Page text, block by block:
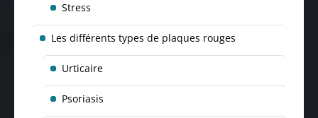
Stress
Les différents types de plaques rouges
Urticaire
Psoriasis